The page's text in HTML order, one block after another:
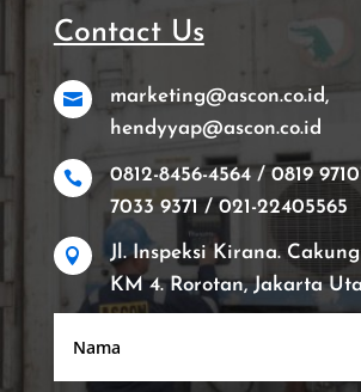
Contact Us

marketing@ascon.co.id,
hendyyap@ascon.co.id

0812-8456-4564 / 0819
7033 9371 / 021-22405565

Jl. Inspeksi Kirana.
KM 4. Rorotan, Jakarta